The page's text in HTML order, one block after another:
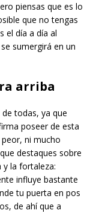
piensas que es lo
que no tengas
el día a día al
sumergirá en un
arriba
todas, ya que
poseer de esta
ni mucho
destaques sobre
y la fortaleza:
influye bastante
tu puerta en pos
de ahí que a